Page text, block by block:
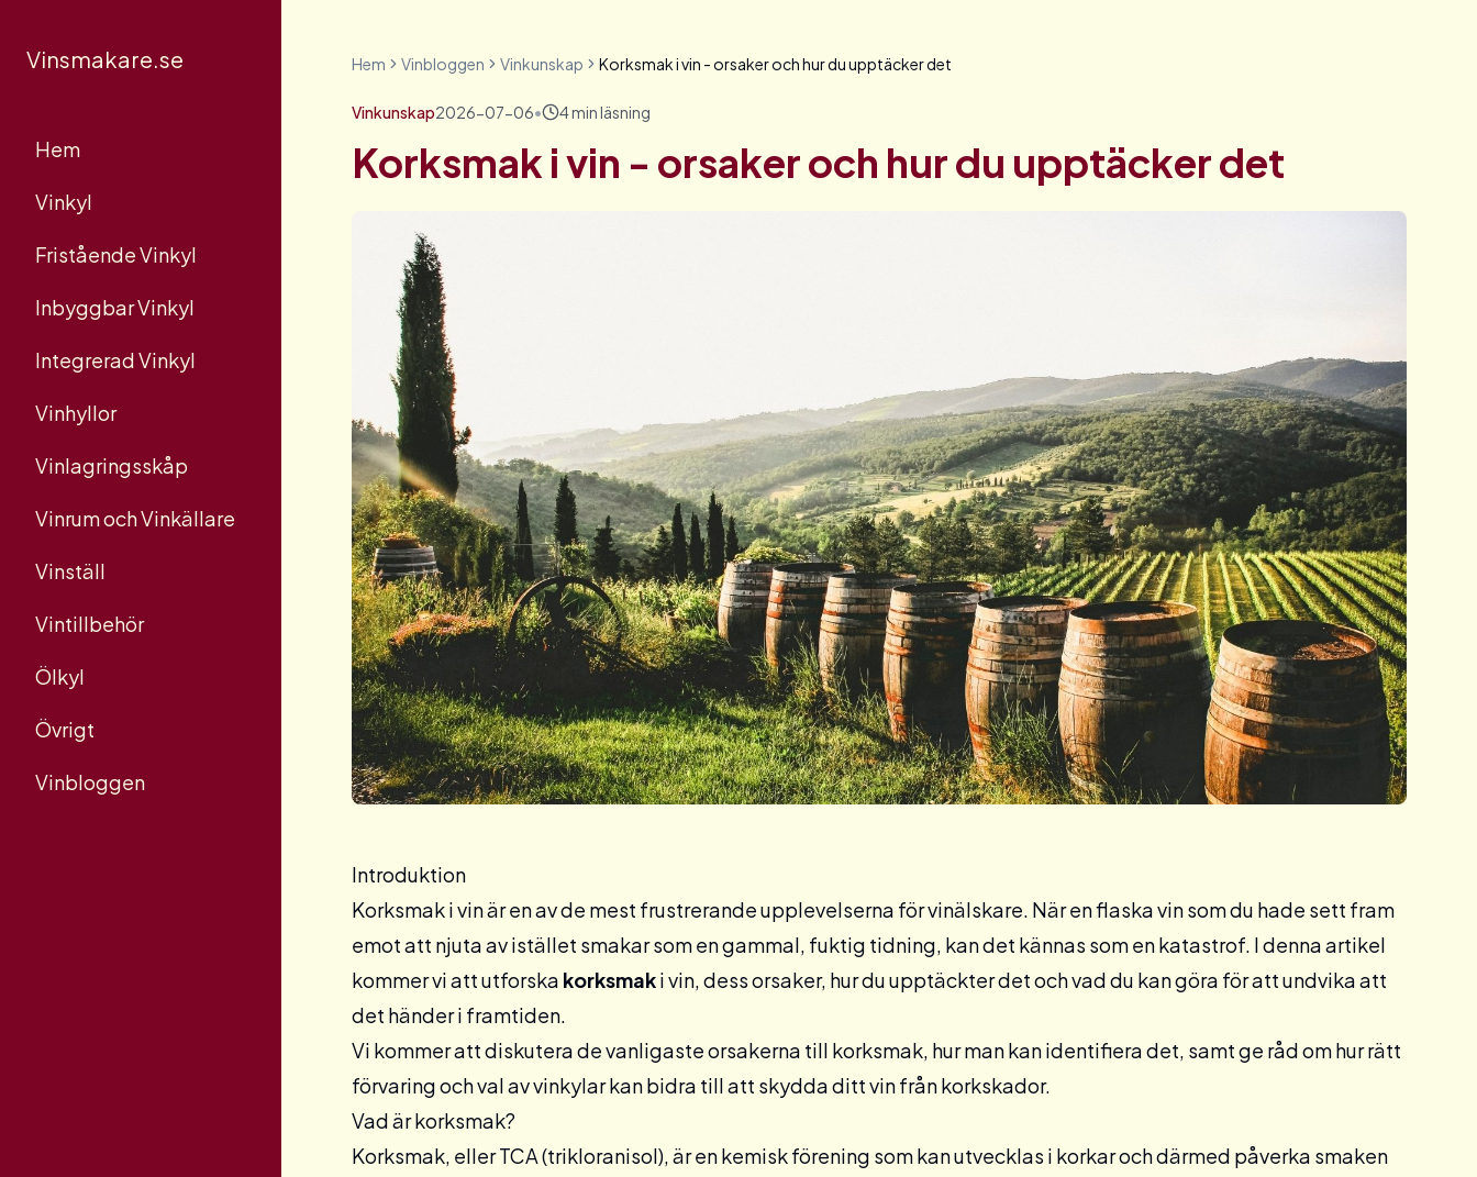
Vinsmakare.se
Hem
Vinkyl
Fristående Vinkyl
Inbyggbar Vinkyl
Integrerad Vinkyl
Vinhyllor
Vinlagringsskåp
Vinrum och Vinkällare
Vinställ
Vintillbehör
Ölkyl
Övrigt
Vinbloggen
Hem Vinbloggen Vinkunskap Korksmak i vin - orsaker och hur du upptäcker det
Vinkunskap2026-07-06• 4min läsning
Korksmak i vin - orsaker och hur du upptäcker det
Introduktion
Korksmak i vin är en av de mest frustrerande upplevelserna för vinälskare. När en flaska vin som du hade sett fram
emot att njuta av istället smakar som en gammal, fuktig tidning, kan det kännas som en katastrof. I denna artikel
kommer vi att utforska korksmaki vin, dess orsaker, hur du upptäckter det och vad du kan göra för att undvika att
det händer i framtiden.
Vi kommer att diskutera de vanligaste orsakerna till korksmak, hur man kan identifiera det, samt ge råd om hur rätt
förvaring och val av vinkylar kan bidra till att skydda ditt vin från korkskador.
Vad är korksmak?
Korksmak, eller TCA (trikloranisol), är en kemisk förening som kan utvecklas i korkar och därmed påverka smaken